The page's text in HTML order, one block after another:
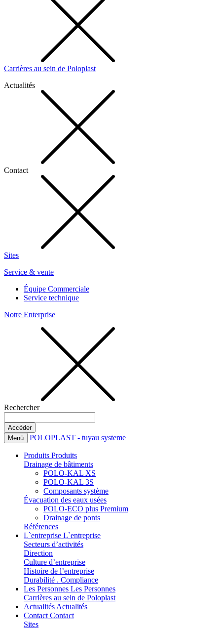
Carrières au sein de Poloplast
Actualités
Contact
Sites
Service & vente
Équipe Commerciale
Service technique
Notre Enterprise
Rechercher
Menü POLOPLAST - tuyau systeme
Produits Produits
Drainage de bâtiments
POLO-KAL XS
POLO-KAL 3S
Composants système
Évacuation des eaux usées
POLO-ECO plus Premium
Drainage de ponts
Références
L`entreprise L`entreprise
Secteurs d’activités
Direction
Culture d’entreprise
Histoire de l’entreprise
Durabilité . Compliance
Les Personnes Les Personnes
Carrières au sein de Poloplast
Actualités Actualités
Contact Contact
Sites